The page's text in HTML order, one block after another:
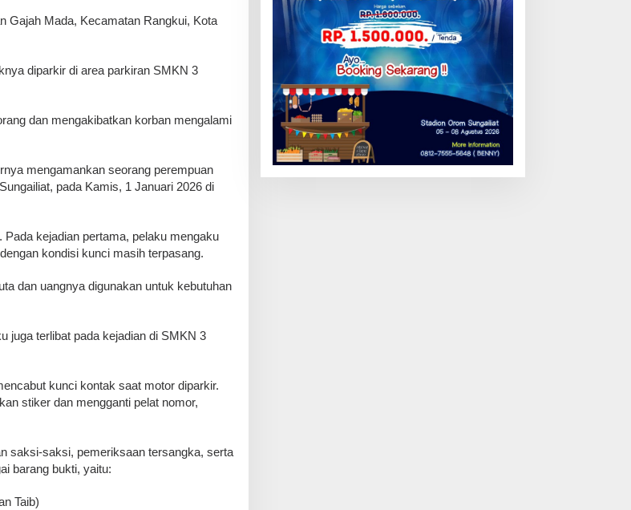
Gajah Mada, Kecamatan Rangkui, Kota
diparkir di area parkiran SMKN 3
dan mengakibatkan korban mengalami
mengamankan seorang perempuan
pada Kamis, 1 Januari 2026 di
kejadian pertama, pelaku mengaku
kondisi kunci masih terpasang.
dan uangnya digunakan untuk kebutuhan
juga terlibat pada kejadian di SMKN 3
kunci kontak saat motor diparkir.
stiker dan mengganti pelat nomor,
saksi-saksi, pemeriksaan tersangka, serta
barang bukti, yaitu:
Taib)